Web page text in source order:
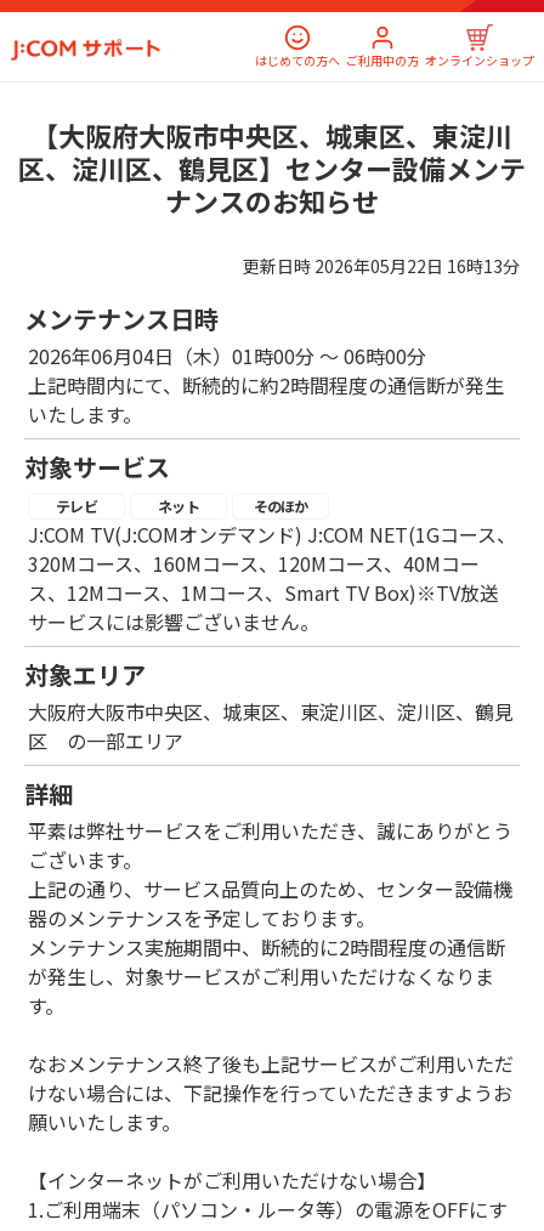
はじめての方へ ご利用中の方 オンラインショップ
【大阪府大阪市中央区、城東区、東淀川
区、淀川区、鶴見区】センター設備メンテ
ナンスのお知らせ
更新日時 2026年05月22日 16時13分
メンテナンス日時
2026年06月04日（木）01時00分 ～ 06時00分
上記時間内にて、断続的に約2時間程度の通信断が発生
いたします。
対象サービス
テレビ ネット そのほか
J:COM TV(J:COMオンデマンド) J:COM NET(1Gコース、
320Mコース、160Mコース、120Mコース、40Mコー
ス、12Mコース、1Mコース、Smart TV Box)※TV放送
サービスには影響ございません。
対象エリア
大阪府大阪市中央区、城東区、東淀川区、淀川区、鶴見
区 の一部エリア
詳細
平素は弊社サービスをご利用いただき、誠にありがとう
ございます。
上記の通り、サービス品質向上のため、センター設備機
器のメンテナンスを予定しております。
メンテナンス実施期間中、断続的に2時間程度の通信断
が発生し、対象サービスがご利用いただけなくなりま
す。
なおメンテナンス終了後も上記サービスがご利用いただ
けない場合には、下記操作を行っていただきますようお
願いいたします。
【インターネットがご利用いただけない場合】
1.ご利用端末（パソコン・ルータ等）の電源をOFFにす